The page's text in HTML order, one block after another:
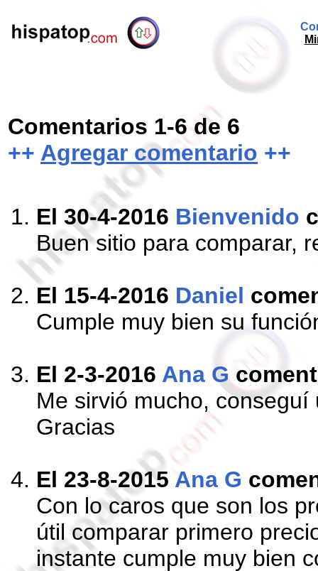
Comentarios 1-6 de 6
++ Agregar comentario ++
El 30-4-2016 Bienvenido
Buen sitio para comparar,
El 15-4-2016 Daniel
Cumple muy bien su
El 2-3-2016 Ana G
Me sirvió mucho,
Gracias
El 23-8-2015 Ana G
Con lo caros que son los
útil comparar primero
instante cumple muy bien